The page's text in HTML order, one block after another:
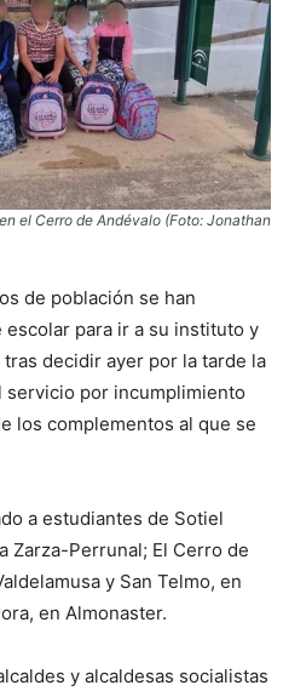
el Cerro de Andévalo (Foto: Jonathan
de población se han
para ir a su instituto y
decidir ayer por la tarde la
por incumplimiento
los complementos al que se
a estudiantes de Sotiel
Zarza-Perrunal; El Cerro de
y San Telmo, en
en Almonaster.
y alcaldesas socialistas